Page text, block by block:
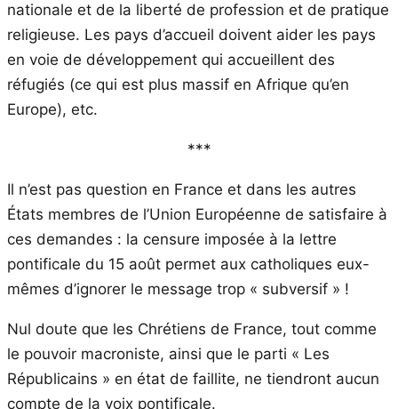
nationale et de la liberté de profession et de pratique
religieuse. Les pays d’accueil doivent aider les pays
en voie de développement qui accueillent des
réfugiés (ce qui est plus massif en Afrique qu’en
Europe), etc.
***
Il n’est pas question en France et dans les autres
États membres de l’Union Européenne de satisfaire à
ces demandes : la censure imposée à la lettre
pontificale du 15 août permet aux catholiques eux-
mêmes d’ignorer le message trop « subversif » !
Nul doute que les Chrétiens de France, tout comme
le pouvoir macroniste, ainsi que le parti « Les
Républicains » en état de faillite, ne tiendront aucun
compte de la voix pontificale.